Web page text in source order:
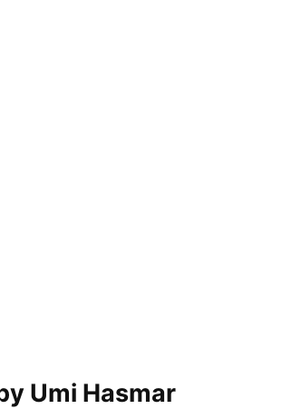
Umi Hasmar